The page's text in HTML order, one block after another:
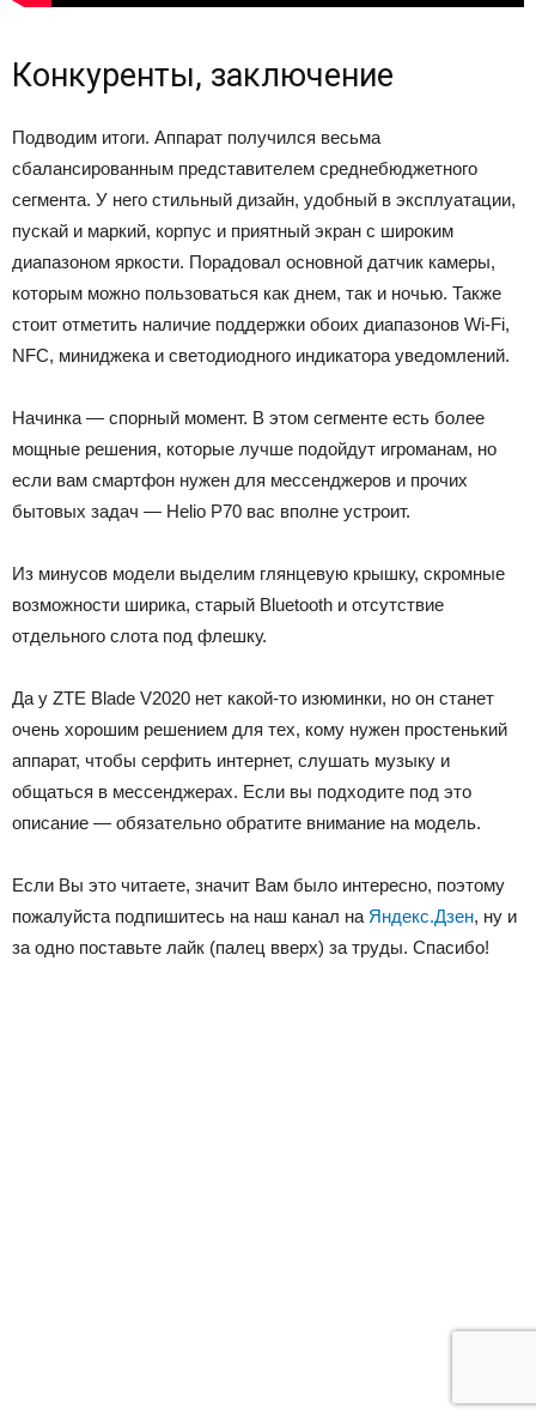
Конкуренты, заключение
Подводим итоги. Аппарат получился весьма
сбалансированным представителем среднебюджетного
сегмента. У него стильный дизайн, удобный в эксплуатации,
пускай и маркий, корпус и приятный экран с широким
диапазоном яркости. Порадовал основной датчик камеры,
которым можно пользоваться как днем, так и ночью. Также
стоит отметить наличие поддержки обоих диапазонов Wi-Fi,
NFC, миниджека и светодиодного индикатора уведомлений.
Начинка — спорный момент. В этом сегменте есть более
мощные решения, которые лучше подойдут игроманам, но
если вам смартфон нужен для мессенджеров и прочих
бытовых задач — Helio P70 вас вполне устроит.
Из минусов модели выделим глянцевую крышку, скромные
возможности ширика, старый Bluetooth и отсутствие
отдельного слота под флешку.
Да у ZTE Blade V2020 нет какой-то изюминки, но он станет
очень хорошим решением для тех, кому нужен простенький
аппарат, чтобы серфить интернет, слушать музыку и
общаться в мессенджерах. Если вы подходите под это
описание — обязательно обратите внимание на модель.
Если Вы это читаете, значит Вам было интересно, поэтому
пожалуйста подпишитесь на наш канал на Яндекс.Дзен, ну и
за одно поставьте лайк (палец вверх) за труды. Спасибо!